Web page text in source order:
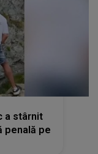
a stârnit
penală pe